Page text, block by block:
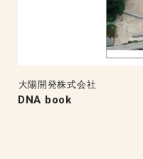
大陽開発株式会社
DNA book